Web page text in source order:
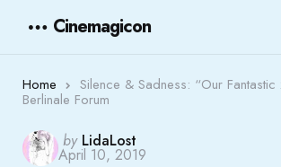
Cinemagicon
Home Silence & Sadness: “Our Fantastic
Berlinale Forum
Posted
by
by LidaLost
April 10, 2019